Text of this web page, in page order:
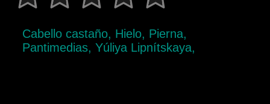
Cabello castaño, Hielo, Pierna,
Pantimedias, Yúliya Lipnítskaya,